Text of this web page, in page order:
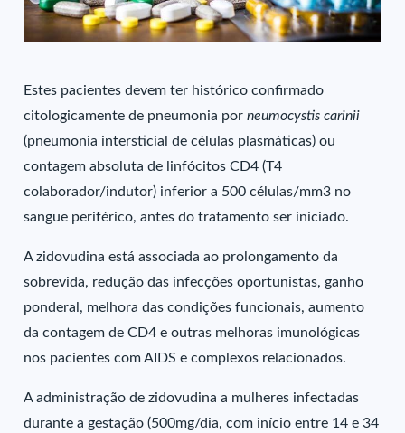
Estes pacientes devem ter histórico confirmado
citologicamente de pneumonia porneumocystis carinii
(pneumonia intersticial de células plasmáticas) ou
contagem absoluta de linfócitos CD4 (T4
colaborador/indutor) inferior a 500 células/mm3 no
sangue periférico, antes do tratamento ser iniciado.
A zidovudina está associada ao prolongamento da
sobrevida, redução das infecções oportunistas, ganho
ponderal, melhora das condições funcionais, aumento
da contagem de CD4 e outras melhoras imunológicas
nos pacientes com AIDS e complexos relacionados.
A administração de zidovudina a mulheres infectadas
durante a gestação (500mg/dia, com início entre 14 e 34